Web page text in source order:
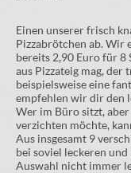
Einen unserer frisch
Pizzabrötchen ab. Wir
bereits 2,90 Euro für
aus Pizzateig mag,
beispielsweise eine
empfehlen wir dir den
Wer im Büro sitzt,
verzichten möchte,
Aus insgesamt 9
bei soviel leckeren
Auswahl nicht immer